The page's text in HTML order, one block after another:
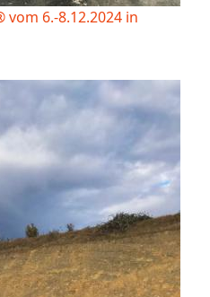
vom 6.-8.12.2024 in